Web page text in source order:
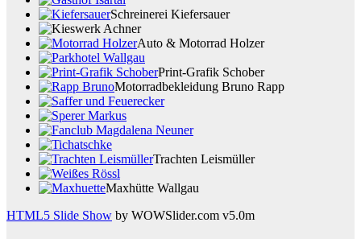
Schreinerei Kiefersauer
Auto & Motorrad Holzer
Print-Grafik Schober
Motorradbekleidung Bruno Rapp
Trachten Leismüller
Maxhütte Wallgau
HTML5 Slide Show by WOWSlider.com v5.0m